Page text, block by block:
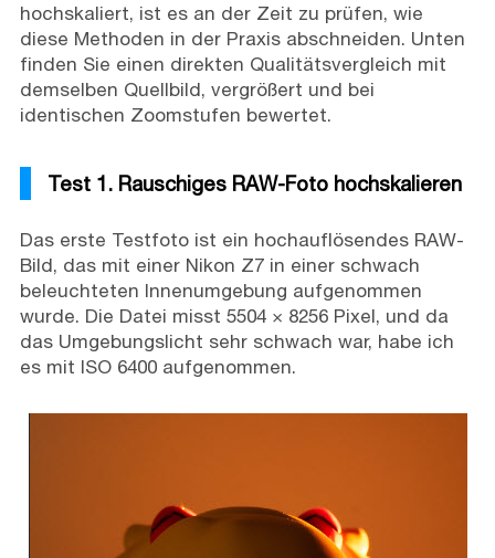
hochskaliert, ist es an der Zeit zu prüfen, wie
diese Methoden in der Praxis abschneiden. Unten
finden Sie einen direkten Qualitätsvergleich mit
demselben Quellbild, vergrößert und bei
identischen Zoomstufen bewertet.
Test 1. Rauschiges RAW-Foto hochskalieren
Das erste Testfoto ist ein hochauflösendes RAW-
Bild, das mit einer Nikon Z7 in einer schwach
beleuchteten Innenumgebung aufgenommen
wurde. Die Datei misst 5504 × 8256 Pixel, und da
das Umgebungslicht sehr schwach war, habe ich
es mit ISO 6400 aufgenommen.